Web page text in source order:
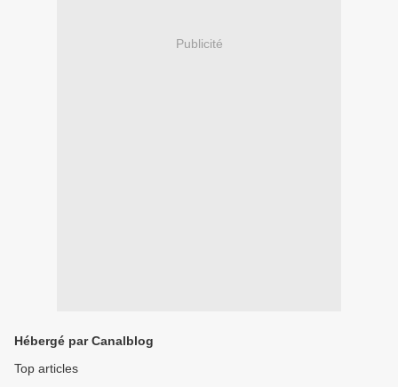
Publicité
Hébergé par Canalblog
Top articles